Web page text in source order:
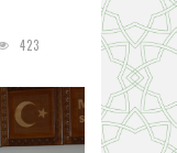
423